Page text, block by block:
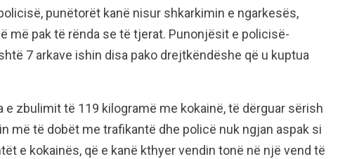
punëtorët kanë nisur shkarkimin e ngarkesës,
më pak të rënda se të tjerat. Punonjësit e policisë-
7 arkave ishin disa pako drejtkëndëshe që u kuptua
e zbulimit të 119 kilogramë me kokainë, të dërguar sërish
më të dobët me trafikantë dhe policë nuk ngjan aspak si
e kokainës, që e kanë kthyer vendin tonë në një vend të